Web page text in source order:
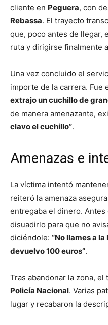
cliente en Peguera, con
Rebassa. El trayecto
que, poco antes de llegar,
ruta y dirigirse finalmente a
Una vez concluido el
importe de la carrera. Fue
extrajo un cuchillo de
de manera amenazante,
clavo el cuchillo”.
Amenazas e
La víctima intentó
reiteró la amenaza
entregaba el dinero.
disuadirlo para que no
diciéndole: “No llames a
devuelvo 100 euros”.
Tras abandonar la zona,
Policía Nacional. Varias
lugar y recabaron la